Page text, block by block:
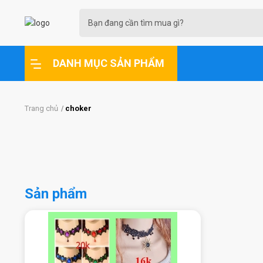
DANH MỤC SẢN PHẨM
Trang chủ choker
Sản phẩm